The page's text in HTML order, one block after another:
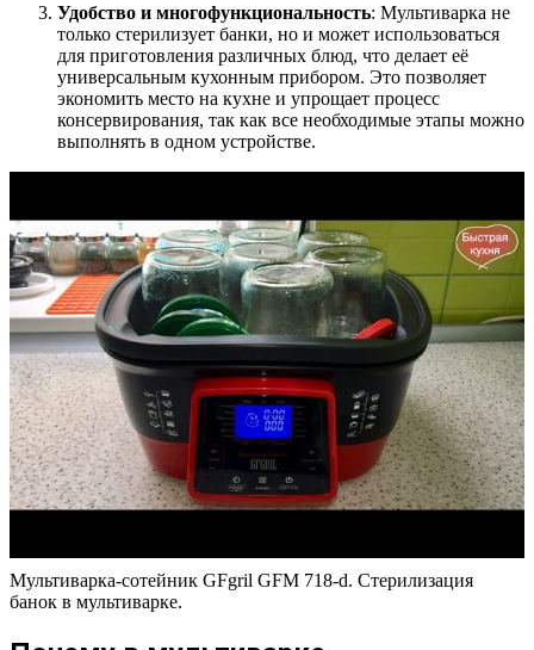
Удобство и многофункциональность: Мультиварка не
только стерилизует банки, но и может использоваться
для приготовления различных блюд, что делает её
универсальным кухонным прибором. Это позволяет
экономить место на кухне и упрощает процесс
консервирования, так как все необходимые этапы можно
выполнять в одном устройстве.
Мультиварка-сотейник GFgril GFM 718-d. Стерилизация
банок в мультиварке.